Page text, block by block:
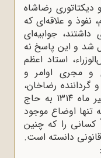
رضاشاه
نفوذ و علاقه‌ای که
داشتند، جوابیه‌ای
شد و این پاسخ نه
استاد اعظم
و مجری اوامر و
رضاخان،
یعنی محمدعلی فروغی در روز ۱3 تیر ماه ۱۳۱۴ به حاج
تنها اوضاع موجود
کسانی را که چنین
دانسته است.